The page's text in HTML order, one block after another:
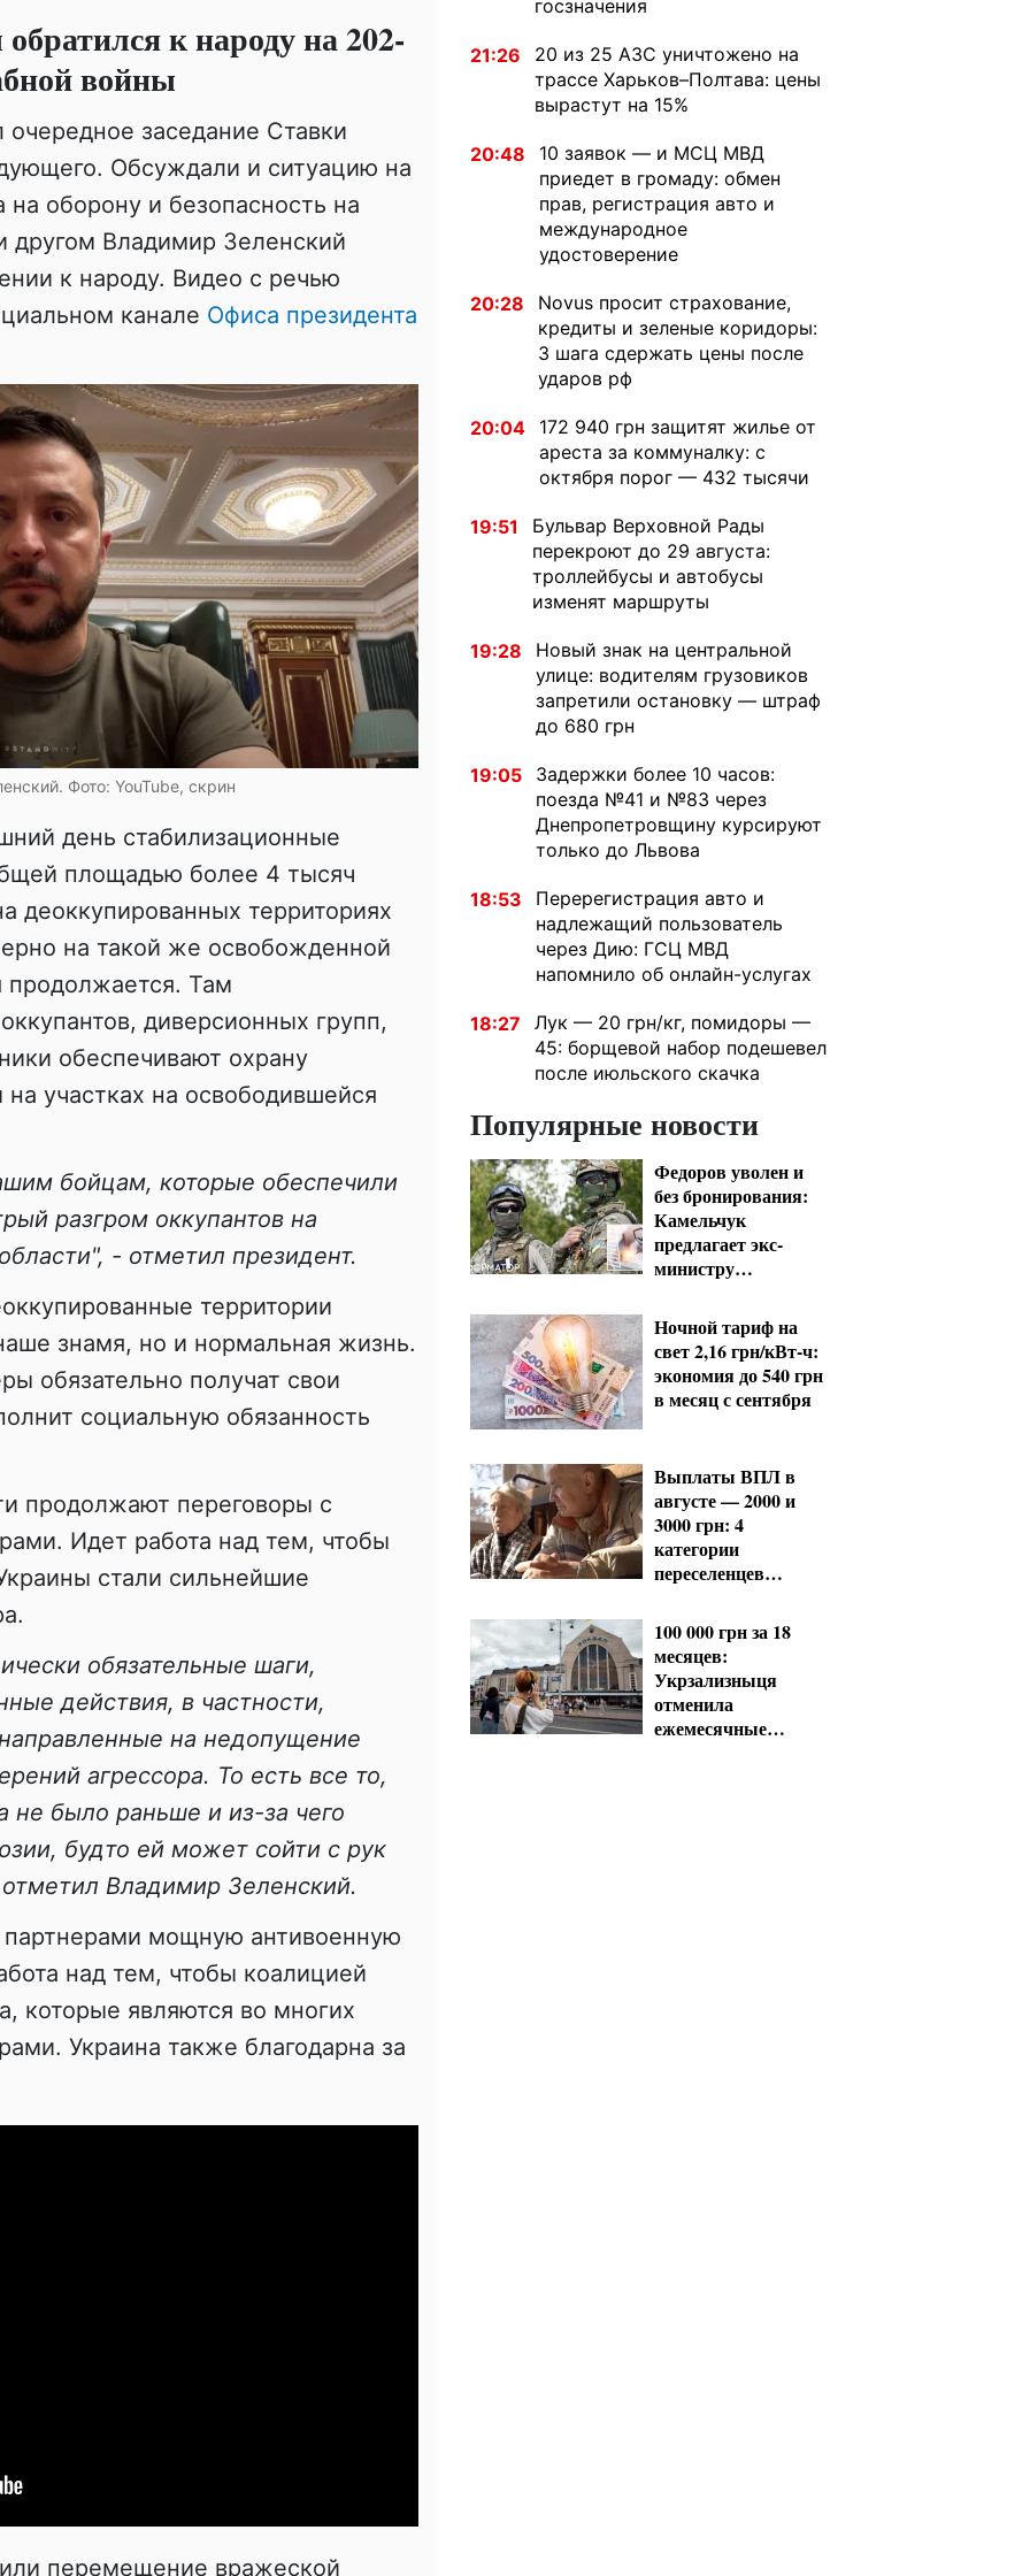
к народу на 202-
войны
очередное заседание Ставки
Обсуждали и ситуацию на
оборону и безопасность на
Владимир Зеленский
к народу. Видео с речью
канале Офиса президента
Фото: YouTube, скрин
день стабилизационные
площадью более 4 тысяч
деоккупированных территориях
на такой же освобожденной
продолжается. Там
диверсионных групп,
обеспечивают охрану
участках на освободившейся
бойцам, которые обеспечили
разгром оккупантов на
- отметил президент.
территории
знамя, но и нормальная жизнь.
обязательно получат свои
социальную обязанность
продолжают переговоры с
Идет работа над тем, чтобы
стали сильнейшие
обязательные шаги,
действия, в частности,
на недопущение
агрессора. То есть все то,
не было раньше и из-за чего
будто ей может сойти с рук
Владимир Зеленский.
мощную антивоенную
над тем, чтобы коалицией
которые являются во многих
Украина также благодарна за
перемещение вражеской
госзначения
21:26
20 из 25 АЗС уничтожено на
трассе Харьков–Полтава: цены
вырастут на 15%
20:48
10 заявок — и МСЦ МВД
приедет в громаду: обмен
прав, регистрация авто и
международное
удостоверение
20:28
Novus просит страхование,
кредиты и зеленые коридоры:
3 шага сдержать цены после
ударов рф
20:04
172 940 грн защитят жилье от
ареста за коммуналку: с
октября порог — 432 тысячи
19:51
Бульвар Верховной Рады
перекроют до 29 августа:
троллейбусы и автобусы
изменят маршруты
19:28
Новый знак на центральной
улице: водителям грузовиков
запретили остановку — штраф
до 680 грн
19:05
Задержки более 10 часов:
поезда №41 и №83 через
Днепропетровщину курсируют
только до Львова
18:53
Перерегистрация авто и
надлежащий пользователь
через Дию: ГСЦ МВД
напомнило об онлайн-услугах
18:27
Лук — 20 грн/кг, помидоры —
45: борщевой набор подешевел
после июльского скачка
Популярные новости
Федоров уволен и
без бронирования:
Камельчук
предлагает экс-
министру
общих условиях
Ночной тариф на
свет 2,16 грн/кВт-ч:
экономия до 540 грн
в месяц с сентября
Выплаты ВПЛ в
августе — 2000 и
3000 грн: 4
категории
переселенцев
обновить данные
100 000 грн за 18
месяцев:
Укрзализныця
отменила
ежемесячные